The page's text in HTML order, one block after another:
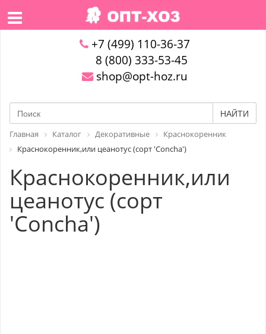
+7 (499) 110-36-37
8 (800) 333-53-45
shop@opt-hoz.ru
НАЙТИ
Главная Каталог Декоративные
Краснокоренник
Краснокоренник,или цеанотус (сорт 'Concha')
Краснокоренник,или
цеанотус (сорт
'Concha')